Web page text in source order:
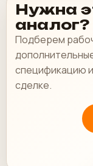
Нужна
аналог?
Подберем
спецификацию
сделке.